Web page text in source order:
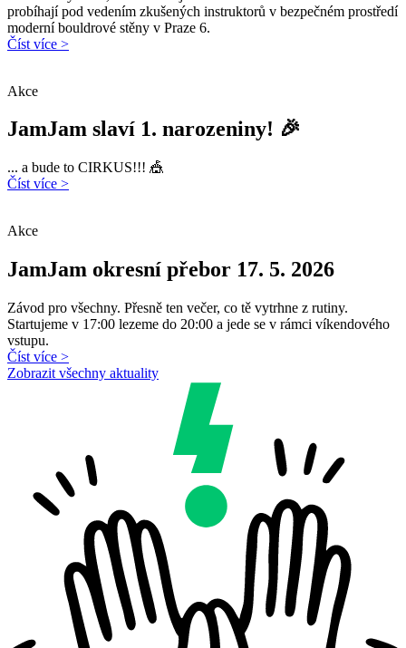
probíhají pod vedením zkušených instruktorů v bezpečném prostředí
moderní bouldrové stěny v Praze 6.
Číst více >
Akce
JamJam slaví 1. narozeniny! 🎉
... a bude to CIRKUS!!! 🎪
Číst více >
Akce
JamJam okresní přebor 17. 5. 2026
Závod pro všechny. Přesně ten večer, co tě vytrhne z rutiny.
Startujeme v 17:00 lezeme do 20:00 a jede se v rámci víkendového
vstupu.
Číst více >
Zobrazit všechny aktuality